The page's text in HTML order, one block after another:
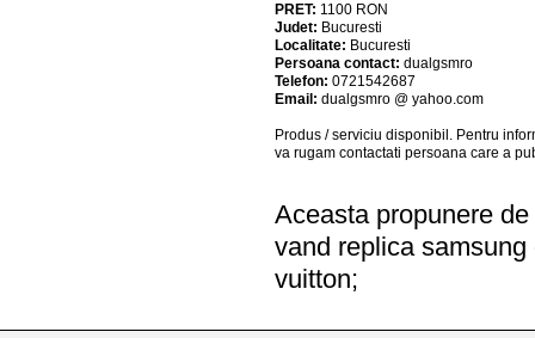
PRET: 1100 RON
Judet: Bucuresti
Localitate: Bucuresti
Persoana contact: dualgsmro
Telefon: 0721542687
Email: dualgsmro @ yahoo.com
Produs / serviciu disponibil . Pentru
va rugam contactati persoana care a
Aceasta propunere
vand replica
vuitton;